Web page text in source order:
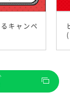
キャンペ